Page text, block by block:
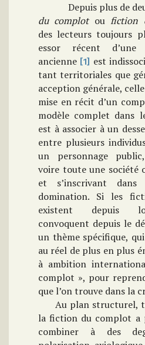
Depuis plus de
du complotoufiction
des lecteurs toujours
essor récent
ancienne [1] est
tant territoriales que
acception générale,
mise en récit d’un
modèle complet dans
est à associer à un
entre plusieurs
un personnage
voire toute une société
et s’inscrivant
domination. Si les
existent depuis
convoquent depuis le
un thème spécifique,
au réel de plus en plus
à ambition
complot », pour
que l’on trouve dans la
Au plan structurel,
la fiction du complot a
combiner à des